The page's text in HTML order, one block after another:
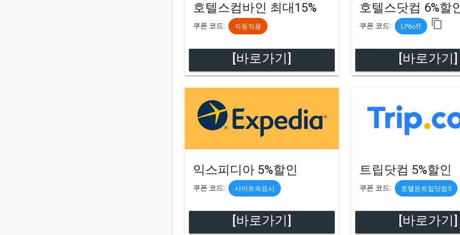
호텔스컴바인 최대15%
쿠폰 코드: 자동적용
[바로가기]
호텔스닷컴 6%할
쿠폰 코드: LP6off content_copy
[바로가기]
익스피디아 5%할인
쿠폰 코드: 사이트속표시
[바로가기]
트립닷컴 5%할인
쿠폰 코드: 호텔은트립닷컴5
[바로가기]